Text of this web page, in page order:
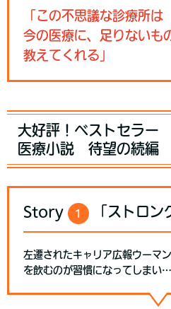
「この不思議な診療所は
今の医療に、足りないも
教えてくれる」
大好評！ベストセラー
医療小説 待望の続編
Story 1 「ストロン
左遷されたキャリア広報ウーマ
を飲むのが習慣になってしまい